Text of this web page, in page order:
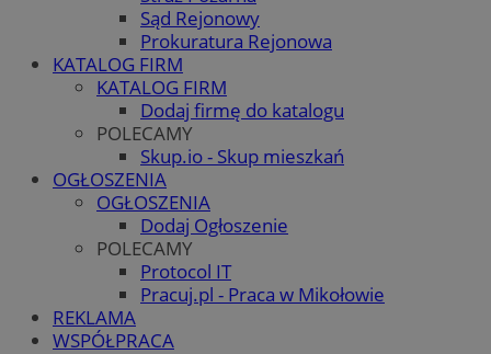
Sąd Rejonowy
Prokuratura Rejonowa
KATALOG FIRM
KATALOG FIRM
Dodaj firmę do katalogu
POLECAMY
Skup.io - Skup mieszkań
OGŁOSZENIA
OGŁOSZENIA
Dodaj Ogłoszenie
POLECAMY
Protocol IT
Pracuj.pl - Praca w Mikołowie
REKLAMA
WSPÓŁPRACA